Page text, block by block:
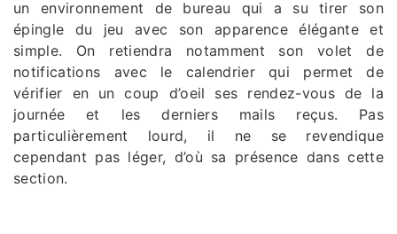
un environnement de bureau qui a su tirer son
épingle du jeu avec son apparence élégante et
simple. On retiendra notamment son volet de
notifications avec le calendrier qui permet de
vérifier en un coup d’oeil ses rendez-vous de la
journée et les derniers mails reçus. Pas
particulièrement lourd, il ne se revendique
cependant pas léger, d’où sa présence dans cette
section.